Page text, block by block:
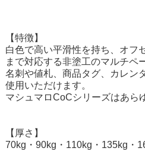
【特徴】
白色で高い平滑性を持ち、オフ
まで対応する非塗工のマルチペ
名刺や値札、商品タグ、カレン
使用いただけます。
マシュマロCoCシリーズはあら
【厚さ】
70kg・90kg・110kg・135kg・